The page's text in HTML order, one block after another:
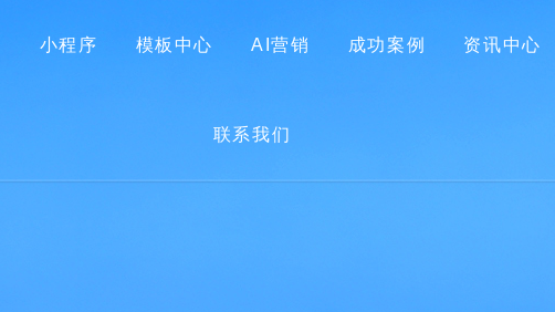
小程序 模板中心 AI营销 成功案例 资讯中心
联系我们
首页 关于我们 网站建设 小程序 模板中心